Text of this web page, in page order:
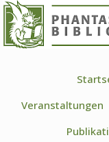
Veranstaltungen